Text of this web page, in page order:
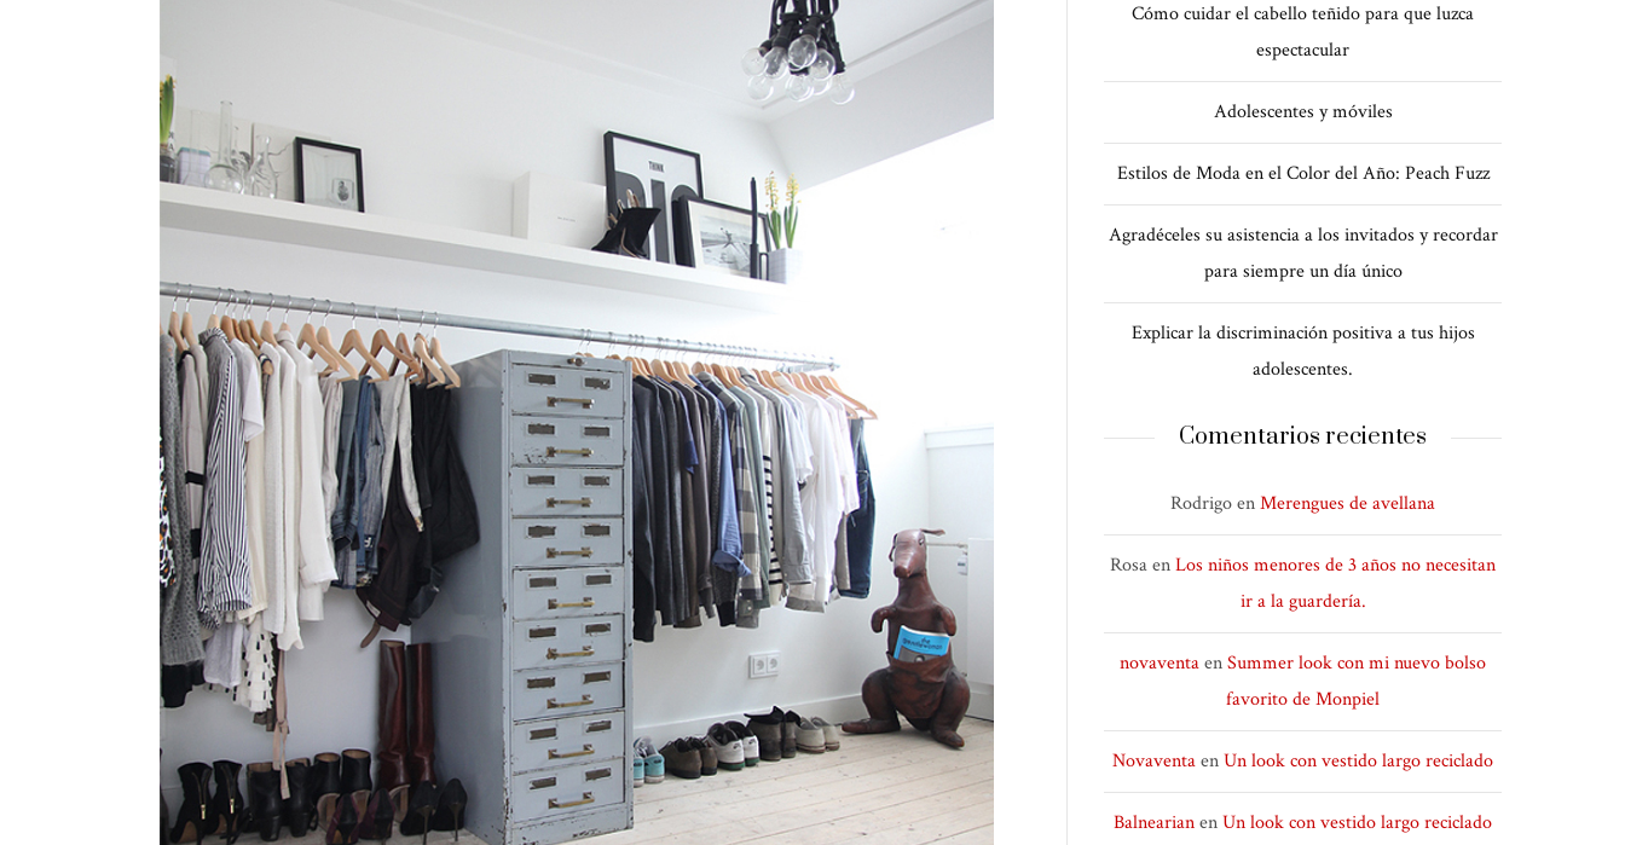
Cómo cuidar el cabello teñido para que luzca
espectacular
Adolescentes y móviles
Estilos de Moda en el Color del Año: Peach Fuzz
Agradéceles su asistencia a los invitados y recordar
para siempre un día único
Explicar la discriminación positiva a tus hijos
adolescentes.
Comentarios recientes
RodrigoenMerengues de avellana
RosaenLos niños menores de 3 años no necesitan
ir a la guardería.
novaventaenSummer look con mi nuevo bolso
favorito de Monpiel
NovaventaenUn look con vestido largo reciclado
BalnearianenUn look con vestido largo reciclado